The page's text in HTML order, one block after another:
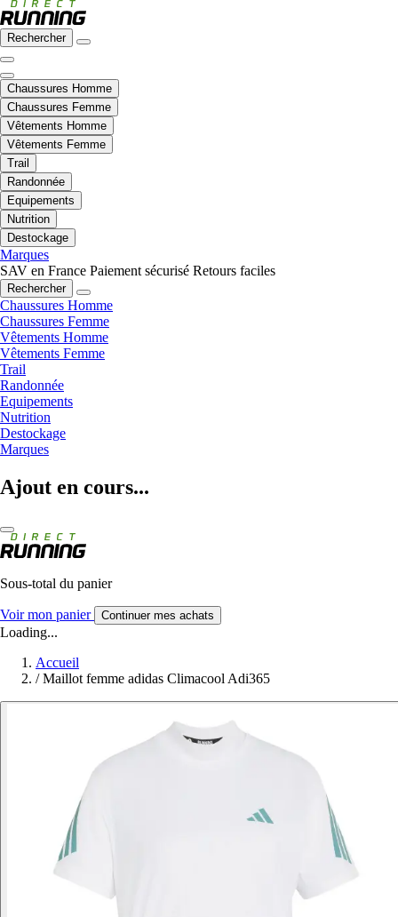
Rechercher
Chaussures Homme
Chaussures Femme
Vêtements Homme
Vêtements Femme
Trail
Randonnée
Equipements
Nutrition
Destockage
Marques
SAV en France Paiement sécurisé Retours faciles
Rechercher
Chaussures Homme
Chaussures Femme
Vêtements Homme
Vêtements Femme
Trail
Randonnée
Equipements
Nutrition
Destockage
Marques
Ajout en cours...
Sous-total du panier
Voir mon panier Continuer mes achats
Loading...
Accueil
/ Maillot femme adidas Climacool Adi365